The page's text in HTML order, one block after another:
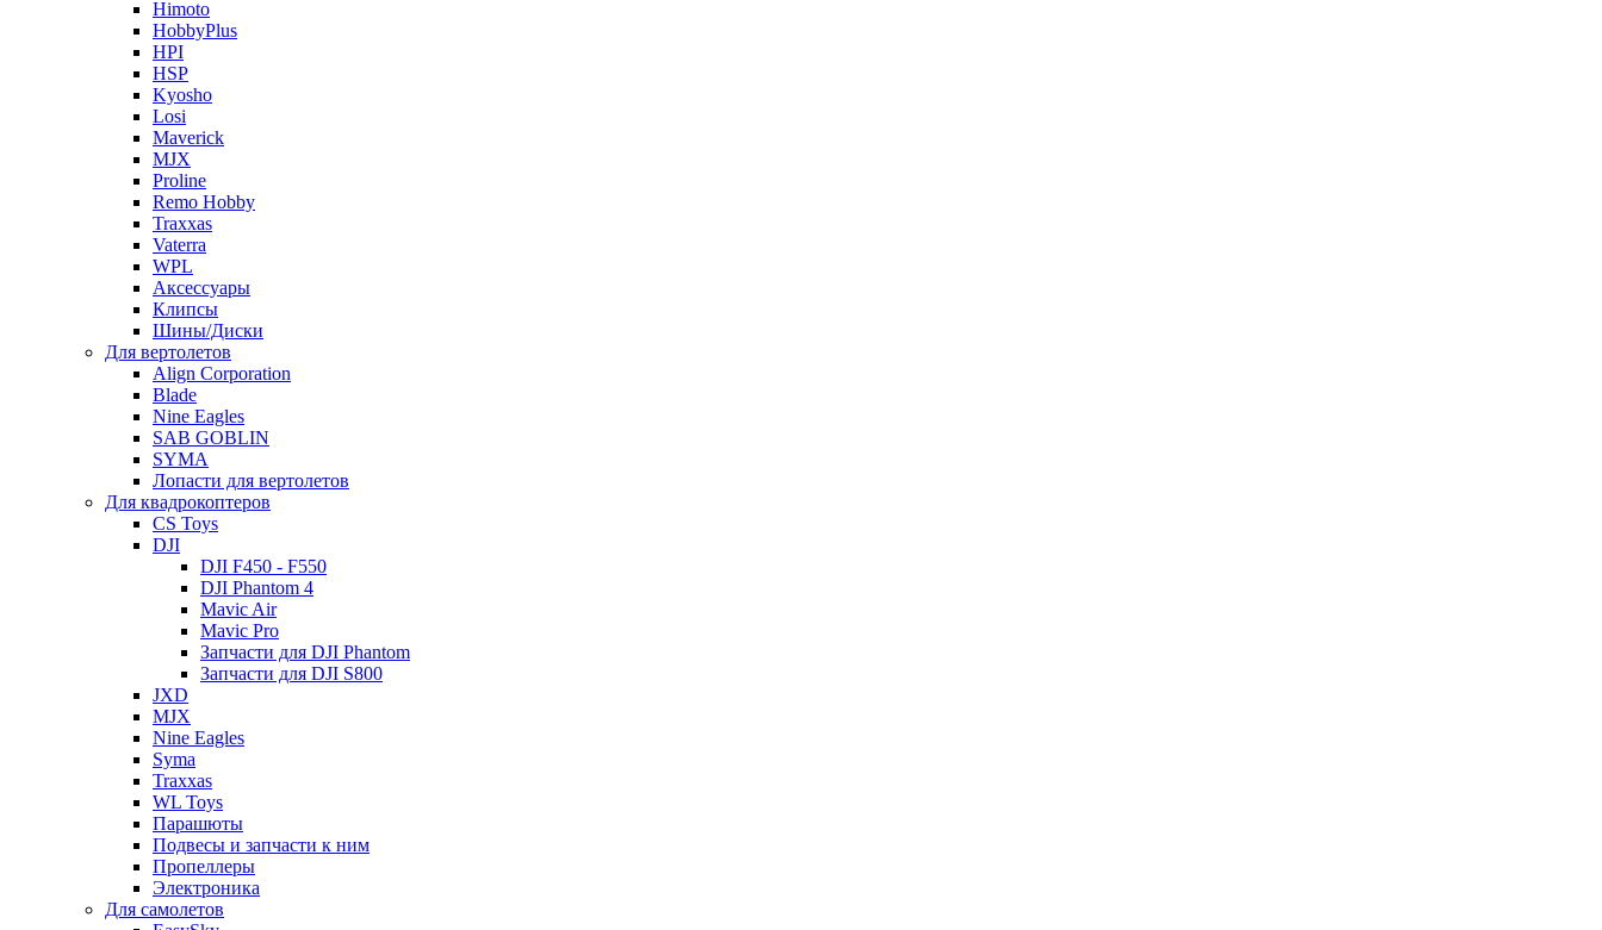
Himoto
HobbyPlus
HPI
HSP
Kyosho
Losi
Maverick
MJX
Proline
Remo Hobby
Traxxas
Vaterra
WPL
Аксессуары
Клипсы
Шины/Диски
Для вертолетов
Align Corporation
Blade
Nine Eagles
SAB GOBLIN
SYMA
Лопасти для вертолетов
Для квадрокоптеров
CS Toys
DJI
DJI F450 - F550
DJI Phantom 4
Mavic Air
Mavic Pro
Запчасти для DJI Phantom
Запчасти для DJI S800
JXD
MJX
Nine Eagles
Syma
Traxxas
WL Toys
Парашюты
Подвесы и запчасти к ним
Пропеллеры
Электроника
Для самолетов